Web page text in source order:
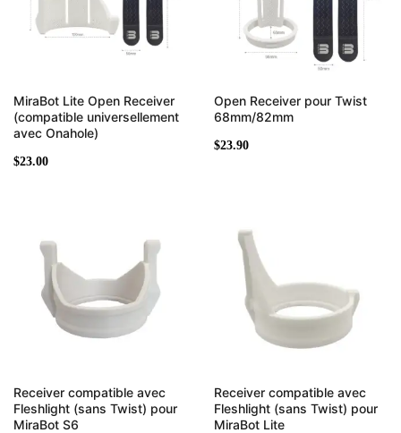
MiraBot Lite Open Receiver
(compatible universellement
avec Onahole)
$23.00
Open Receiver pour Twist
68mm/82mm
$23.90
Receiver compatible avec
Fleshlight (sans Twist) pour
MiraBot S6
Receiver compatible avec
Fleshlight (sans Twist) pour
MiraBot Lite